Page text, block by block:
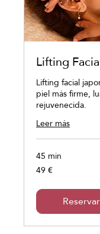
Lifting
Lifting facial
piel más firme,
rejuvenecida.
Leer más
45 min
49
euros
49 €